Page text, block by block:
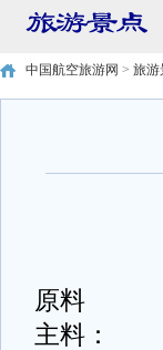
中国航空旅游网 > 旅游
原料
主料：